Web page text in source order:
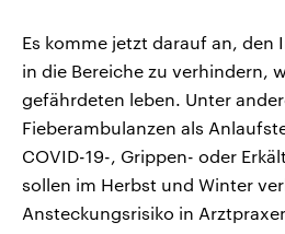
Es komme jetzt darauf an,
in die Bereiche zu verhindern,
gefährdeten leben. Unter
Fieberambulanzen als
COVID-19-, Grippen- oder
sollen im Herbst und Winter
Ansteckungsrisiko in